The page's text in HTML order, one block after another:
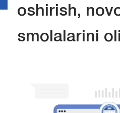
oshirish,
smolalarini